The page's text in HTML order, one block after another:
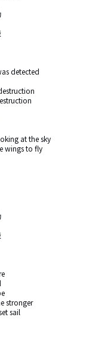
detected
at the sky
wings to fly
stronger
sail